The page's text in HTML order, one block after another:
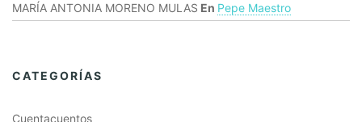
MARÍA ANTONIA MORENO MULAS En Pepe Maestro
CATEGORÍAS
Cuentacuentos